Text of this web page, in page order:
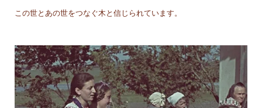
この世とあの世をつなぐ木と信じられています。